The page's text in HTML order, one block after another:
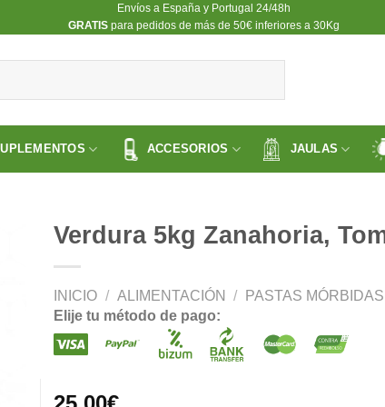
Envíos a España y Portugal 24/48h
​GRATISpara pedidos de más de 50€ inferiores a 30Kg
ACCESORIOS JAULAS
Verdura 5kg Zanahoria,
INICIO / ALIMENTACIÓN /
PASTAS MÓRBIDAS
Elije tu método de pago: